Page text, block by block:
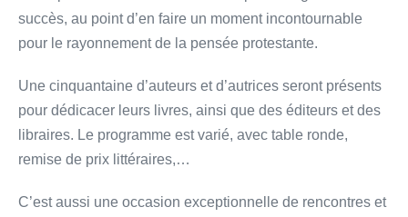
succès, au point d’en faire un moment incontournable
pour le rayonnement de la pensée protestante.
Une cinquantaine d’auteurs et d’autrices seront présents
pour dédicacer leurs livres, ainsi que des éditeurs et des
libraires. Le programme est varié, avec table ronde,
remise de prix littéraires,…
C’est aussi une occasion exceptionnelle de rencontres et